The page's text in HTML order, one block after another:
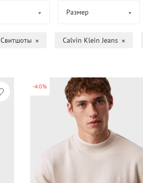
Размер
Свитшоты Calvin Klein Jeans
-40%